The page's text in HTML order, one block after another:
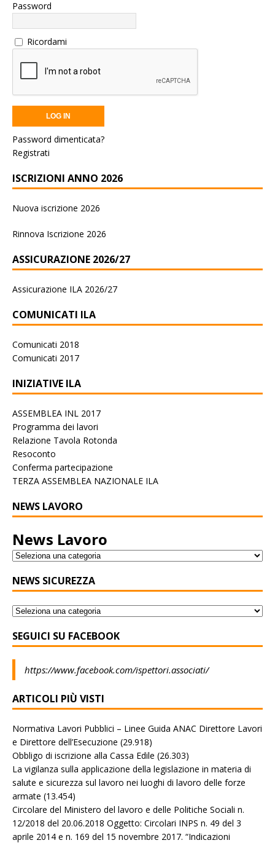
Password
Ricordami
Password dimenticata?
Registrati
ISCRIZIONI ANNO 2026
Nuova iscrizione 2026
Rinnova Iscrizione 2026
ASSICURAZIONE 2026/27
Assicurazione ILA 2026/27
COMUNICATI ILA
Comunicati 2018
Comunicati 2017
INIZIATIVE ILA
ASSEMBLEA INL 2017
Programma dei lavori
Relazione Tavola Rotonda
Resoconto
Conferma partecipazione
TERZA ASSEMBLEA NAZIONALE ILA
NEWS LAVORO
News Lavoro
NEWS SICUREZZA
SEGUICI SU FACEBOOK
https://www.facebook.com/ispettori.associati/
ARTICOLI PIÙ VISTI
Normativa Lavori Pubblici – Linee Guida ANAC Direttore Lavori
e Direttore dell’Esecuzione (29.918)
Obbligo di iscrizione alla Cassa Edile (26.303)
La vigilanza sulla applicazione della legislazione in materia di
salute e sicurezza sul lavoro nei luoghi di lavoro delle forze
armate (13.454)
Circolare del Ministero del lavoro e delle Politiche Sociali n.
12/2018 del 20.06.2018 Oggetto: Circolari INPS n. 49 del 3
aprile 2014 e n. 169 del 15 novembre 2017. “Indicazioni